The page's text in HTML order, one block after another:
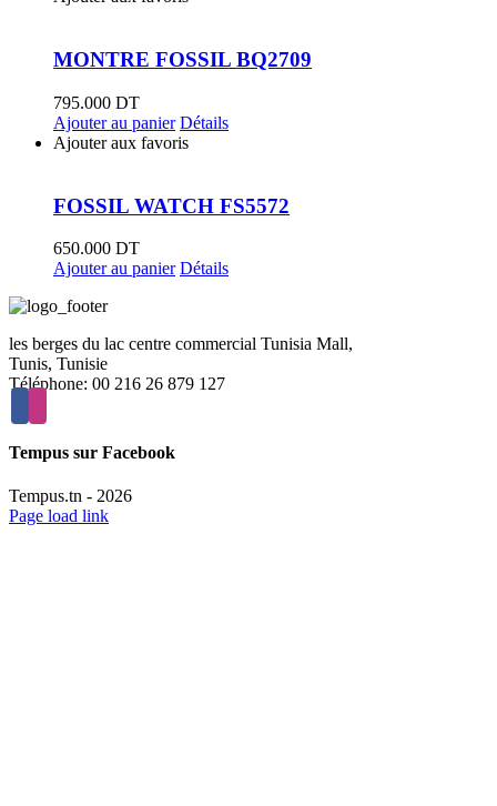
MONTRE FOSSIL BQ2709
795.000 DT
Ajouter au panier Détails
Ajouter aux favoris
FOSSIL WATCH FS5572
650.000 DT
Ajouter au panier Détails
les berges du lac centre commercial Tunisia Mall,
Tunis, Tunisie
Téléphone: 00 216 26 879 127
Tempus sur Facebook
Tempus.tn - 2026
Page load link